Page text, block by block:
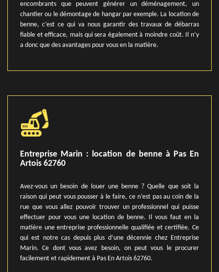
encombrants que peuvent générer un déménagement, un
chantier ou le démontage de hangar par exemple. La location de
benne, c’est ce qui va nous garantir des travaux de débarras
fiable et efficace, mais qui sera également à moindre coût. Il n’y
a donc que des avantages pour vous en la matière.
Entreprise Marin : location de benne à Pas En
Artois 62760
Avez-vous un besoin de louer une benne ? Quelle que soit la
raison qui peut vous pousser à le faire, ce n’est pas au coin de la
rue que vous allez pouvoir trouver un professionnel qui puisse
effectuer pour vous une location de benne. Il vous faut en la
matière une entreprise professionnelle qualifiée et certifiée. Ce
qui est notre cas depuis plus d’une décennie chez Entreprise
Marin. Ce dont vous avez besoin, on peut vous le procurer
facilement et rapidement à Pas En Artois 62760.